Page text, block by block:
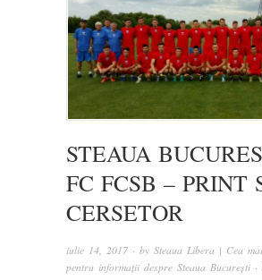
STEAUA
FC FCSB – PRINT
CERSETOR
iulie 14, 2017 · by Steaua Libera | Cea
pentru informații despre Steaua București